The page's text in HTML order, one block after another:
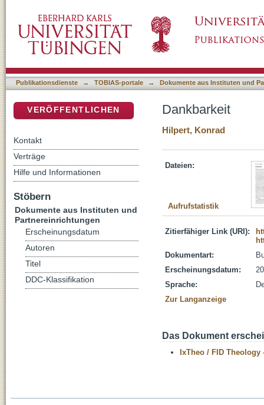
Publikationsdienste → TOBIAS-portale → Dokumente aus Instituten und
Dankbarkeit
Hilpert, Konrad
Dateien:
Aufrufstatistik
Zitierfähiger Link (URI):
Dokumentart:
Erscheinungsdatum:
Sprache:
Zur Langanzeige
Das Dokument
IxTheo / FID Theology
VERÖFFENTLICHEN
Kontakt
Verträge
Hilfe und Informationen
Stöbern
Dokumente aus Instituten und
Partnereinrichtungen
Erscheinungsdatum
Autoren
Titel
DDC-Klassifikation